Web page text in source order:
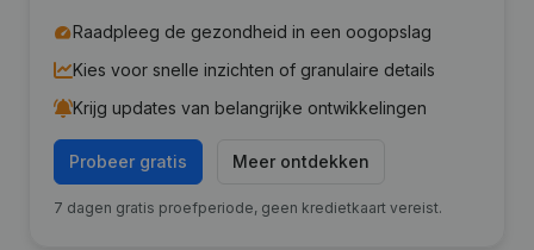
Raadpleeg de gezondheid in een oogopslag
Kies voor snelle inzichten of granulaire details
Krijg updates van belangrijke ontwikkelingen
Probeer gratis Meer ontdekken
7 dagen gratis proefperiode, geen kredietkaart vereist.